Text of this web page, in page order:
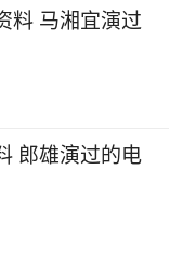
料 马湘宜演过
郎雄演过的电